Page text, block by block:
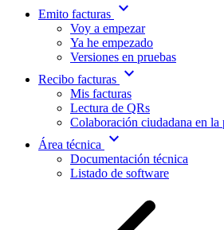
Emito facturas expand_more
Voy a empezar
Ya he empezado
Versiones en pruebas
Recibo facturas expand_more
Mis facturas
Lectura de QRs
Colaboración ciudadana en
Área técnica
expand_more
Documentación técnica
Listado de software